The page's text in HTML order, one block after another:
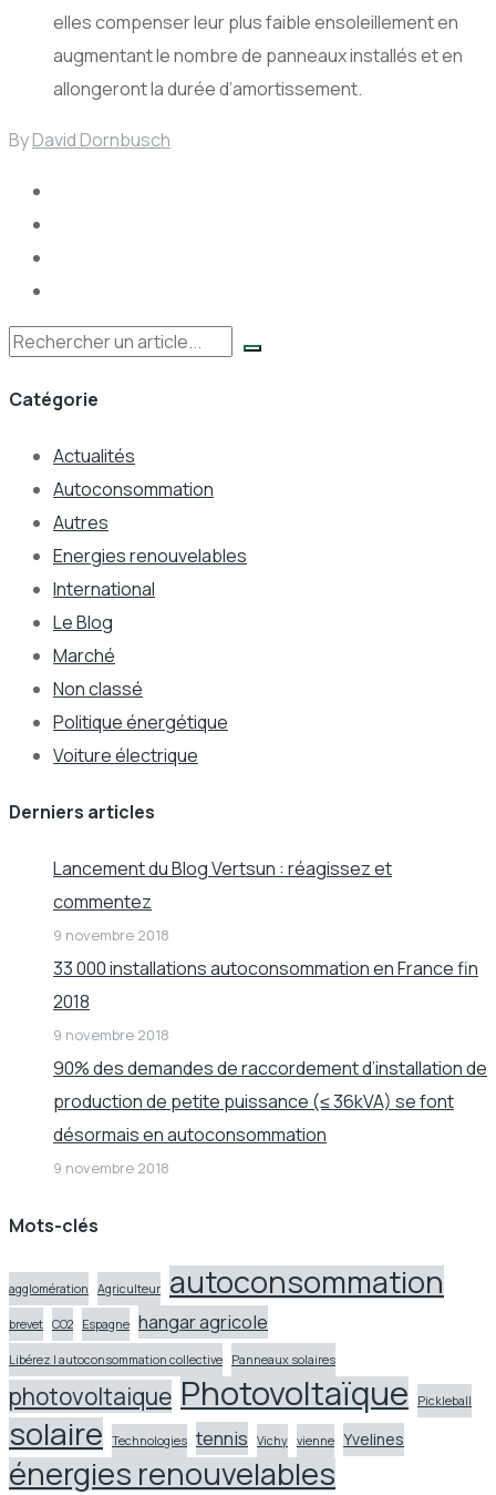
elles compenser leur plus faible ensoleillement en
augmentant le nombre de panneaux installés et en
allongeront la durée d’amortissement.
ByDavid Dornbusch
Rechercher
Catégorie
Actualités
Autoconsommation
Autres
Energies renouvelables
International
Le Blog
Marché
Non classé
Politique énergétique
Voiture électrique
Derniers articles
Lancement du Blog Vertsun : réagissez et
commentez
9 novembre 2018
33 000 installations autoconsommation en France fin
2018
9 novembre 2018
90% des demandes de raccordement d’installation de
production de petite puissance (≤ 36kVA) se font
désormais en autoconsommation
9 novembre 2018
Mots-clés
agglomération Agriculteur autoconsommation
brevet CO2 Espagne hangar agricole
Libérez l autoconsommation collective Panneaux solaires
photovoltaique Photovoltaïque Pickleball
solaire Technologies tennis Vichy vienne Yvelines
énergies renouvelables